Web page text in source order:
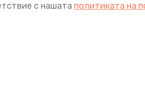
с нашата политиката на